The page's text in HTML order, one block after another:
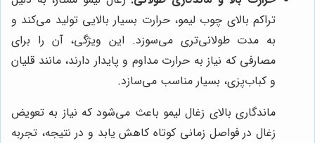
تراکم بالای چوب لیمو، حرارت بسیار بالایی تولید می‌کند و
به مدت طولانی‌تری می‌سوزد. این ویژگی، آن را برای
مصارفی که نیاز به حرارت مداوم و پایدار دارند، مانند قلیان
و کباب‌پزی، بسیار مناسب می‌سازد.
ماندگاری بالای زغال لیمو باعث می‌شود که نیاز به تعویض
زغال در فواصل زمانی کوتاه کاهش یابد و در نتیجه، تجربه